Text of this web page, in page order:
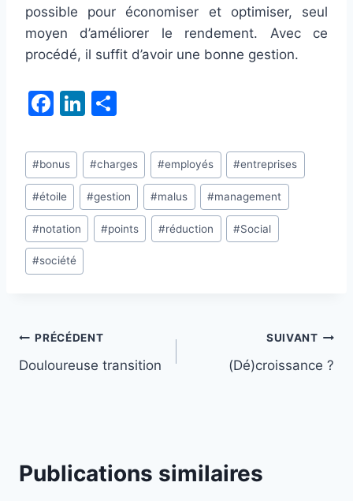
possible pour économiser et optimiser, seul
moyen d’améliorer le rendement. Avec ce
procédé, il suffit d’avoir une bonne gestion.
F
c
e
b
o
o
k
Li
k
e
dI
ta
g
er
Étiquettes
de
la
publication :
#bonus #charges #employés #entreprises
#étoile #gestion #malus #management
#notation #points #réduction #Social
#société
Navigation
de
PRÉCÉDENT
Douloureuse transition
SUIVANT
(Dé)croissance ?
Publications similaires